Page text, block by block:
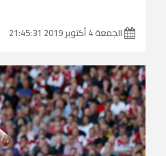
الجمعة 4 أكتوبر 2019 21:45:31